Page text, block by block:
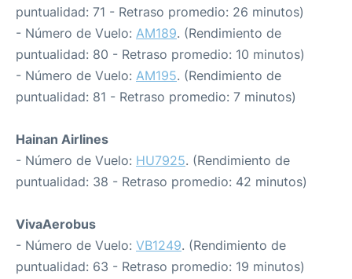
puntualidad: 71 - Retraso promedio: 26 minutos)
- Número de Vuelo: AM189. (Rendimiento de
puntualidad: 80 - Retraso promedio: 10 minutos)
- Número de Vuelo: AM195. (Rendimiento de
puntualidad: 81 - Retraso promedio: 7 minutos)
Hainan Airlines
- Número de Vuelo: HU7925. (Rendimiento de
puntualidad: 38 - Retraso promedio: 42 minutos)
VivaAerobus
- Número de Vuelo: VB1249. (Rendimiento de
puntualidad: 63 - Retraso promedio: 19 minutos)